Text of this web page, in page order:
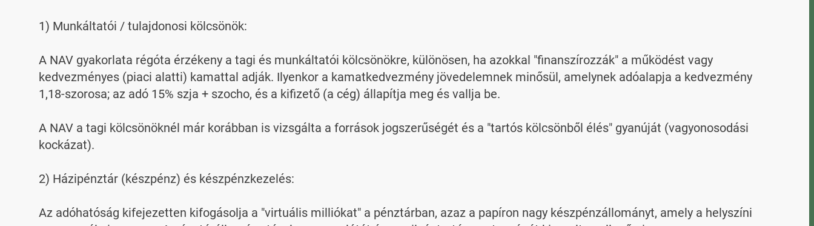
1) Munkáltatói / tulajdonosi kölcsönök:
A NAV gyakorlata régóta érzékeny a tagi és munkáltatói kölcsönökre, különösen, ha azokkal "finanszírozzák" a működést vagy
kedvezményes (piaci alatti) kamattal adják. Ilyenkor a kamatkedvezmény jövedelemnek minősül, amelynek adóalapja a kedvezmény
1,18-szorosa; az adó 15% szja + szocho, és a kifizető (a cég) állapítja meg és vallja be.
A NAV a tagi kölcsönöknél már korábban is vizsgálta a források jogszerűségét és a "tartós kölcsönből élés" gyanúját (vagyonosodási
kockázat).
2) Házipénztár (készpénz) és készpénzkezelés:
Az adóhatóság kifejezetten kifogásolja a "virtuális milliókat" a pénztárban, azaz a papíron nagy készpénzállományt, amely a helyszíni